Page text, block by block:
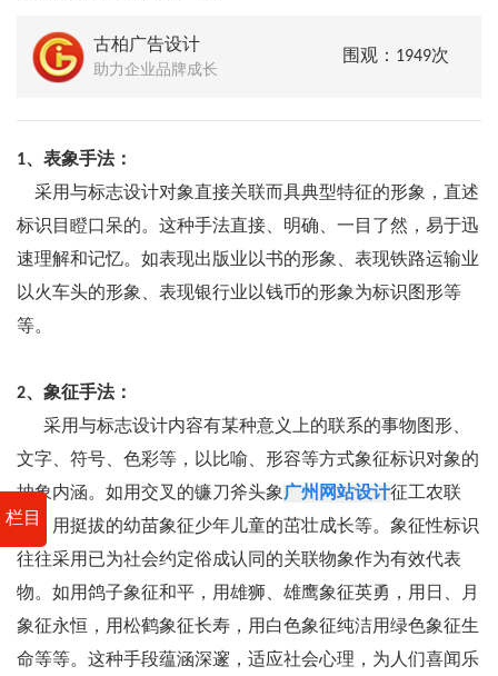
栏目
古柏广告设计
助力企业品牌成长
围观：1949次
1、表象手法：
采用与标志设计对象直接关联而具典型特征的形象，直述
标识目瞪口呆的。这种手法直接、明确、一目了然，易于迅
速理解和记忆。如表现出版业以书的形象、表现铁路运输业
以火车头的形象、表现银行业以钱币的形象为标识图形等
等。
2、象征手法：
采用与标志设计内容有某种意义上的联系的事物图形、
文字、符号、色彩等，以比喻、形容等方式象征标识对象的
抽象内涵。如用交叉的镰刀斧头象广州网站设计征工农联
盟，用挺拔的幼苗象征少年儿童的茁壮成长等。象征性标识
往往采用已为社会约定俗成认同的关联物象作为有效代表
物。如用鸽子象征和平，用雄狮、雄鹰象征英勇，用日、月
象征永恒，用松鹤象征长寿，用白色象征纯洁用绿色象征生
命等等。这种手段蕴涵深邃，适应社会心理，为人们喜闻乐